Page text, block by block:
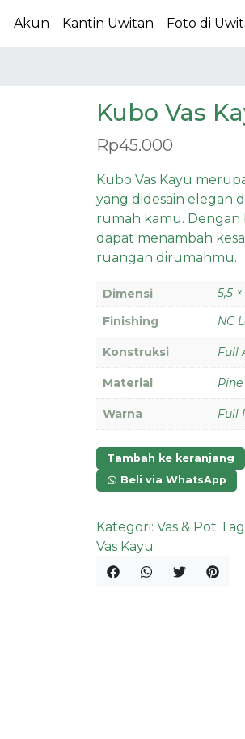
Akun Kantin Uwitan Foto di
Kubo Vas
Rp45.000
Kubo Vas Kayu
yang didesain elegan
rumah kamu. Dengan
dapat menambah
ruangan dirumahmu.
Dimensi
5,5
Finishing
NC
Konstruksi Full
Material
Warna Full
Tambah ke keranjang
Beli via WhatsApp
Kategori:Vas & Pot
Vas Kayu